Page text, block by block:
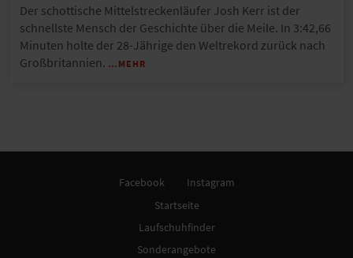
Der schottische Mittelstreckenläufer Josh Kerr ist der
schnellste Mensch der Geschichte über die Meile. In 3:42,66
Minuten holte der 28-Jährige den Weltrekord zurück nach
Großbritannien. …MEHR
Facebook
Instagram
Startseite
Laufschuhfinder
Sonderangebote